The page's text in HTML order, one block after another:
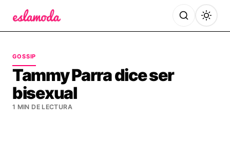
GOSSIP
Tammy Parra dice ser
bisexual
1 MIN DE LECTURA